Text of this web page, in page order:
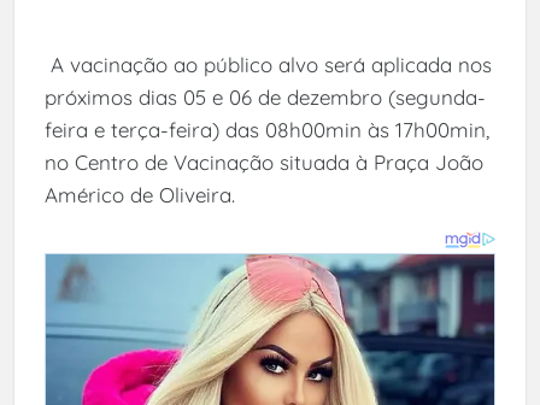
A vacinação ao público alvo será aplicada nos
próximos dias 05 e 06 de dezembro (segunda-
feira e terça-feira) das 08h00min às 17h00min,
no Centro de Vacinação situada à Praça João
Américo de Oliveira.